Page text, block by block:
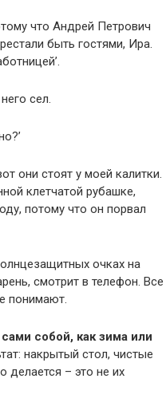
что Андрей Петрович
быть гостями, Ира.
сел.
они стоят у моей калитки.
клетчатой рубашке,
потому что он порвал
очках на
смотрит в телефон. Все
понимают.
собой, как зима или
накрытый стол, чистые
делается – это не их